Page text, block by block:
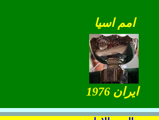
ايران 1976
امم اسيا